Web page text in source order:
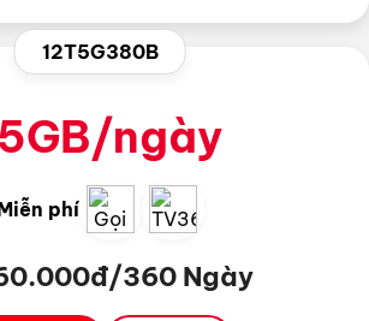
12T5G380B
ngày
phí
360 Ngày